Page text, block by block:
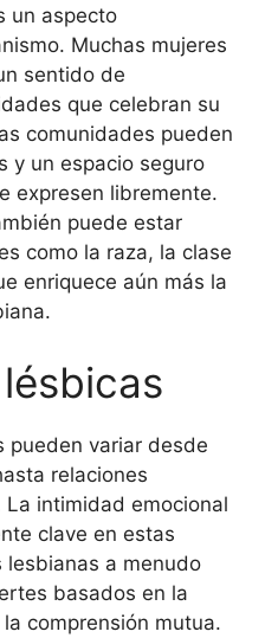
un aspecto
Muchas mujeres
sentido de
que celebran su
comunidades pueden
y un espacio seguro
expresen libremente.
puede estar
como la raza, la clase
enriquece aún más la
pueden variar desde
relaciones
intimidad emocional
clave en estas
lesbianas a menudo
basados en la
comprensión mutua.